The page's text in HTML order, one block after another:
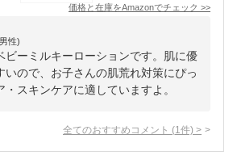
価格と在庫をAmazonでチェック >>
性)
ビーミルキーローションです。肌に優
いので、お子さんの肌荒れ対策にぴっ
スキンケアに適していますよ。
全てのおすすめコメント (1 件) >